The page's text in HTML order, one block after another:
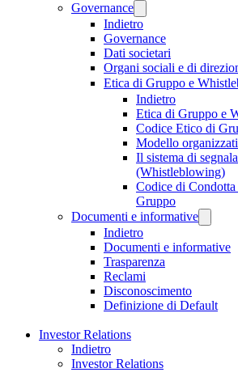
Governance
Indietro
Governance
Dati societari
Organi sociali e di
Etica di Gruppo e
Indietro
Etica di Gruppo e
Codice Etico di
Modello
Il sistema di
(Whistleblowing)
Codice di
Gruppo
Documenti e informative
Indietro
Documenti e informative
Trasparenza
Reclami
Disconoscimento
Definizione di Default
Investor Relations
Indietro
Investor Relations